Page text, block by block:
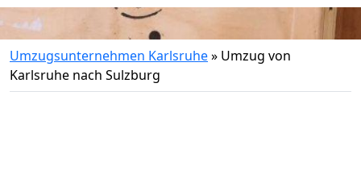
Umzugsunternehmen Karlsruhe» Umzug von
Karlsruhe nach Sulzburg